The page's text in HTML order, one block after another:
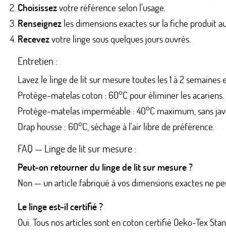
Choisissezvotre référence selon l'usage.
Renseignez les dimensions exactes sur la fiche produit
Recevezvotre linge sous quelques jours ouvrés.
Entretien :
Lavez le linge de lit sur mesure toutes les 1 à 2 semaines
Protège-matelas coton : 60°C pour éliminer les acariens.
Protège-matelas imperméable : 40°C maximum, sans
Drap housse : 60°C, séchage à l'air libre de préférence.
FAQ — Linge de lit sur mesure :
Peut-on retourner du linge de lit sur mesure ?
Non — un article fabriqué à vos dimensions exactes ne
Le linge est-il certifié ?
Oui. Tous nos articles sont en coton certifié Oeko-Tex